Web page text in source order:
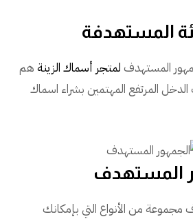
المستهدفة
المستهدف لمتجر أسماك الزينة هم
المرتفع المهتمين بشراء اسماك
المستهدف
من الأنواع التي بإمكانك